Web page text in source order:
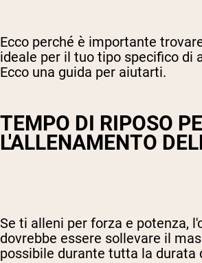
Ecco perché è importante
ideale per il tuo tipo specifico di
Ecco una guida per aiutarti.
TEMPO DI RIPOSO
L'ALLENAMENTO
Se ti alleni per forza e potenza,
dovrebbe essere sollevare il
possibile durante tutta la durata